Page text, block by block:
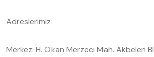
Adreslerimiz:
Merkez: H. Okan Merzeci Mah. Akbelen